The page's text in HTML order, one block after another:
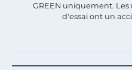
GREEN uniquement.
d'essai ont un